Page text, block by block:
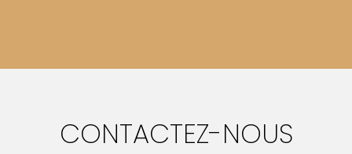
CONTACTEZ-NOUS